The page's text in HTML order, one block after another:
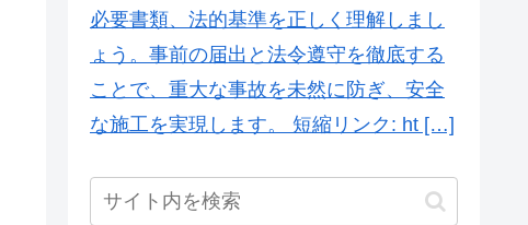
必要書類、法的基準を正しく理解しまし
ょう。事前の届出と法令遵守を徹底する
ことで、重大な事故を未然に防ぎ、安全
な施工を実現します。 短縮リンク: ht […]